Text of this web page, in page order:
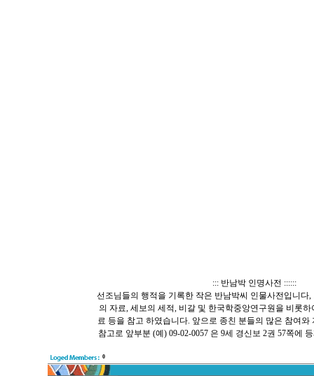
::: 반남박 인명사전 ::::::
선조님들의 행적을 기록한 작은 반남박씨 인물사전입니다
의 자료, 세보의 세적, 비갈 및 한국학중앙연구원을 비롯
료 등을 참고 하였습니다. 앞으로 종친 분들의 많은 참여와
참고로 앞부분 (예) 09-02-0057 은 9세 경신보 2권 57쪽에
0